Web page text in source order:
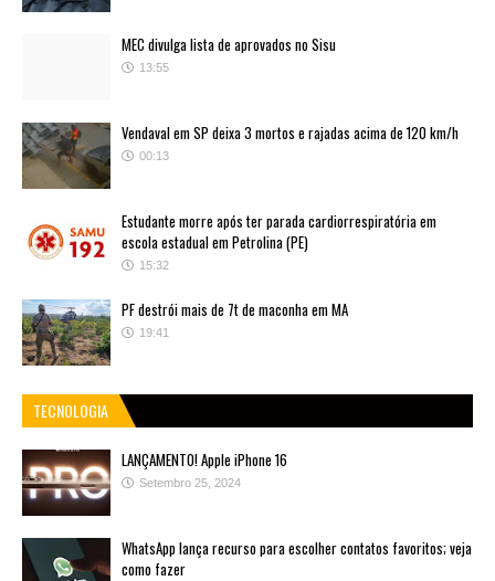
MEC divulga lista de aprovados no Sisu
13:55
Vendaval em SP deixa 3 mortos e rajadas acima de 120 km/h
00:13
Estudante morre após ter parada cardiorrespiratória em
escola estadual em Petrolina (PE)
15:32
PF destrói mais de 7t de maconha em MA
19:41
TECNOLOGIA
LANÇAMENTO! Apple iPhone 16
Setembro 25, 2024
WhatsApp lança recurso para escolher contatos favoritos; veja
como fazer